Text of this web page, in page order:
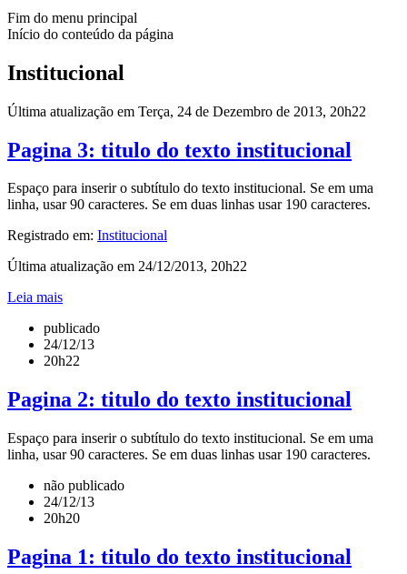
Fim do menu principal
Início do conteúdo da página
Institucional
Última atualização em Terça, 24 de Dezembro de 2013, 20h22
Pagina 3: titulo do texto institucional
Espaço para inserir o subtítulo do texto institucional. Se em uma
linha, usar 90 caracteres. Se em duas linhas usar 190 caracteres.
Registrado em: Institucional
Última atualização em 24/12/2013, 20h22
Leia mais
publicado
24/12/13
20h22
Pagina 2: titulo do texto institucional
Espaço para inserir o subtítulo do texto institucional. Se em uma
linha, usar 90 caracteres. Se em duas linhas usar 190 caracteres.
não publicado
24/12/13
20h20
Pagina 1: titulo do texto institucional